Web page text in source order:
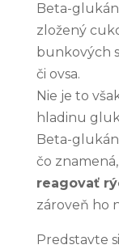
Beta-
zložený
bunkových
či ovsa.
Nie je to
hladinu
Beta-
čo
reagovať
zároveň ho
Predstavte